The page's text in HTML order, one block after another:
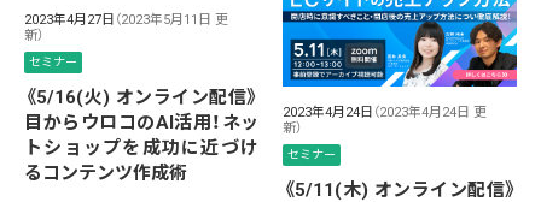
2023年4月27日 （2023年5月11日 更
新）
セミナー
《5/16(火) オンライン配信》
目からウロコのAI活用！ネッ
トショップを成功に近づけ
るコンテンツ作成術
2023年4月24日 （2023年4月24日 更
新）
セミナー
《5/11(木) オンライン配信》